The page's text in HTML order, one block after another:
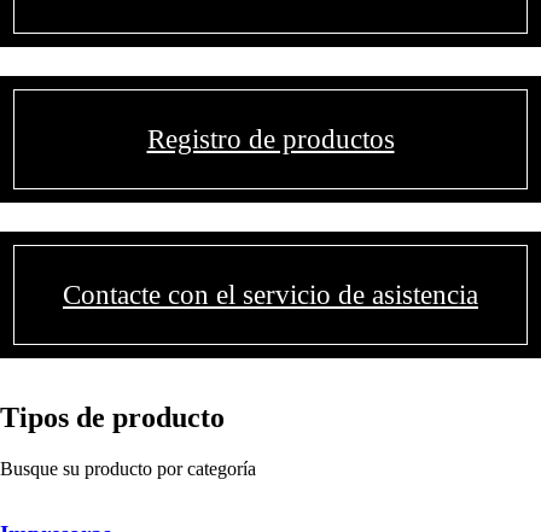
Registro de productos
Contacte con el servicio de asistencia
Tipos de producto
Busque su producto por categoría